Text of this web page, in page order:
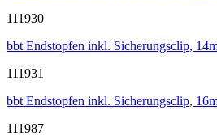
111930
bbt Endstopfen inkl. Sicherungsclip,
111931
bbt Endstopfen inkl. Sicherungsclip,
111987